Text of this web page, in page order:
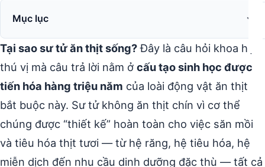
Mục lục
Tại sao sư tử ăn thịt sống?Đây là câu hỏi khoa học
thú vị mà câu trả lời nằm ở cấu tạo sinh học được
tiến hóa hàng triệu năm của loài động vật ăn thịt
bắt buộc này. Sư tử không ăn thịt chín vì cơ thể
chúng được “thiết kế” hoàn toàn cho việc săn mồi
và tiêu hóa thịt tươi — từ hệ răng, hệ tiêu hóa, hệ
miễn dịch đến nhu cầu dinh dưỡng đặc thù — tất cả